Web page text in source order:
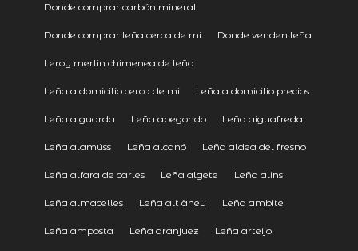
Donde comprar carbón mineral
Donde comprar leña cerca de mi Donde venden leña
Leroy merlin chimenea de leña
Leña a domicilio cerca de mi Leña a domicilio precios
Leña a guarda Leña abegondo Leña aiguafreda
Leña alamúss Leña alcanó Leña aldea del fresno
Leña alfara de carles Leña algete Leña alins
Leña almacelles Leña alt àneu Leña ambite
Leña amposta Leña aranjuez Leña arteijo